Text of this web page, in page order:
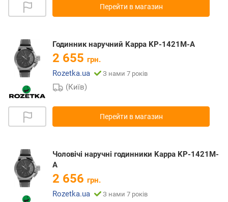
Перейти в магазин
Годинник наручний Kappa KP-1421M-A
2 655 грн.
Rozetka.ua
З нами 7 років
(Київ)
Перейти в магазин
Чоловічі наручні годинники Kappa KP-1421M-
A
2 656 грн.
Rozetka.ua
З нами 7 років